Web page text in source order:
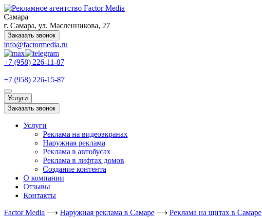
Самара
г. Самара, ул. Масленникова, 27
Заказать звонок
info@factormedia.ru
+7 (958) 226-11-87
+7 (958) 226-15-87
Услуги
Заказать звонок
Услуги
Реклама на видеоэкранах
Наружная реклама
Реклама в автобусах
Реклама в лифтах домов
Создание контента
О компании
Отзывы
Контакты
Factor Media ⟶ Наружная реклама в Самаре ⟶ Реклама на щитах в Самаре